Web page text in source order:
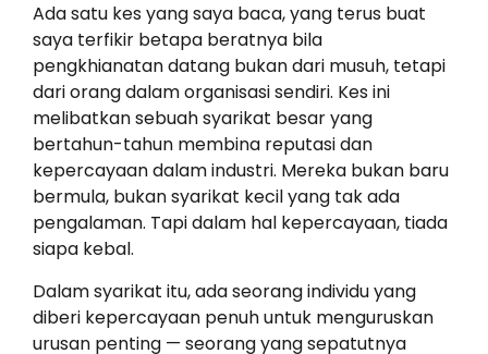
Ada satu kes yang saya baca, yang terus buat
saya terfikir betapa beratnya bila
pengkhianatan datang bukan dari musuh, tetapi
dari orang dalam organisasi sendiri. Kes ini
melibatkan sebuah syarikat besar yang
bertahun-tahun membina reputasi dan
kepercayaan dalam industri. Mereka bukan baru
bermula, bukan syarikat kecil yang tak ada
pengalaman. Tapi dalam hal kepercayaan, tiada
siapa kebal.
Dalam syarikat itu, ada seorang individu yang
diberi kepercayaan penuh untuk menguruskan
urusan penting — seorang yang sepatutnya